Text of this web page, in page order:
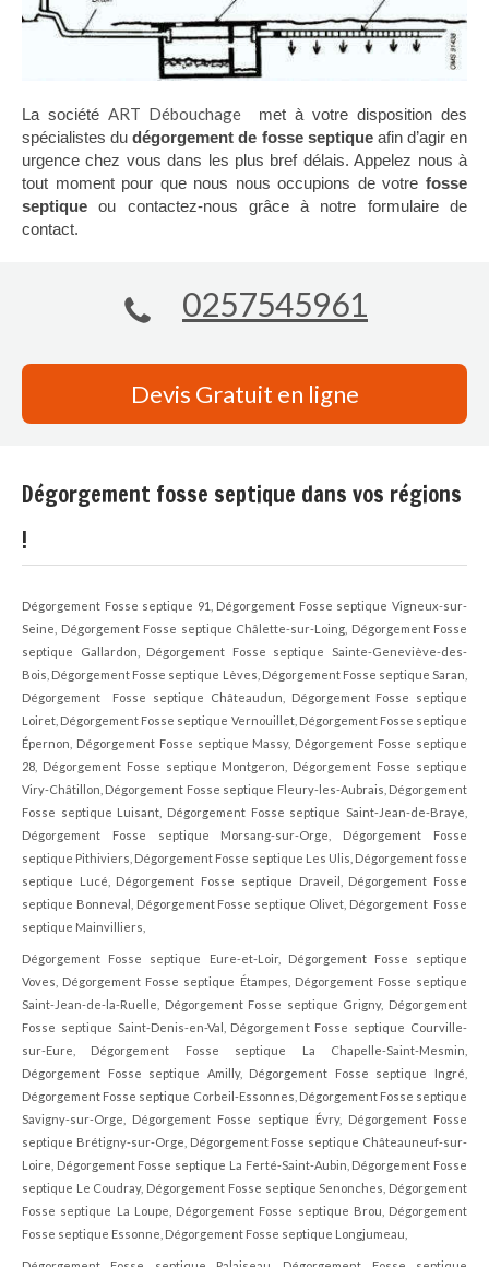
La sociétéART Débouchage
met à votre disposition des
spécialistes dudégorgement de fosse septique afin d’agir en
urgence chez vous dans les plus bref délais. Appelez nous à
tout moment pour que nous nous occupions de votre fosse
septique ou contactez-nous grâce à notre formulaire de
contact.
0257545961
Devis Gratuit en ligne
Dégorgement fosse septique dans vos régions
!
Dégorgement Fosse septique 91, Dégorgement Fosse septique Vigneux-sur-
Seine, Dégorgement Fosse septique Châlette-sur-Loing, Dégorgement Fosse
septique Gallardon, Dégorgement Fosse septique Sainte-Geneviève-des-
Bois, Dégorgement Fosse septique Lèves, Dégorgement Fosse septique Saran,
Dégorgement Fosse septique Châteaudun, Dégorgement Fosse septique
Loiret, Dégorgement Fosse septique Vernouillet, Dégorgement Fosse septique
Épernon, Dégorgement Fosse septique Massy, Dégorgement Fosse septique
28, Dégorgement Fosse septique Montgeron, Dégorgement Fosse septique
Viry-Châtillon, Dégorgement Fosse septique Fleury-les-Aubrais, Dégorgement
Fosse septique Luisant, Dégorgement Fosse septique Saint-Jean-de-Braye,
Dégorgement Fosse septique Morsang-sur-Orge, Dégorgement Fosse
septique Pithiviers, Dégorgement Fosse septique Les Ulis, Dégorgement fosse
septique Lucé, Dégorgement Fosse septique Draveil, Dégorgement Fosse
septique Bonneval, Dégorgement Fosse septique Olivet, Dégorgement Fosse
septique Mainvilliers,
Dégorgement Fosse septique Eure-et-Loir, Dégorgement Fosse septique
Voves, Dégorgement Fosse septique Étampes, Dégorgement Fosse septique
Saint-Jean-de-la-Ruelle, Dégorgement Fosse septique Grigny, Dégorgement
Fosse septique Saint-Denis-en-Val, Dégorgement Fosse septique Courville-
sur-Eure, Dégorgement Fosse septique La Chapelle-Saint-Mesmin,
Dégorgement Fosse septique Amilly, Dégorgement Fosse septique Ingré,
Dégorgement Fosse septique Corbeil-Essonnes, Dégorgement Fosse septique
Savigny-sur-Orge, Dégorgement Fosse septique Évry, Dégorgement Fosse
septique Brétigny-sur-Orge, Dégorgement Fosse septique Châteauneuf-sur-
Loire, Dégorgement Fosse septique La Ferté-Saint-Aubin, Dégorgement Fosse
septique Le Coudray, Dégorgement Fosse septique Senonches, Dégorgement
Fosse septique La Loupe, Dégorgement Fosse septique Brou, Dégorgement
Fosse septique Essonne, Dégorgement Fosse septique Longjumeau,